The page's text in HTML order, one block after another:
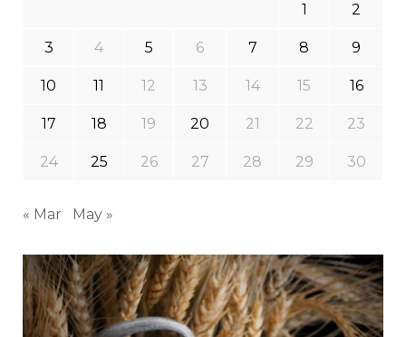
1 2
3 4 5 6 7 8 9
10 11 12 13 14 15 16
17 18 19 20 21 22 23
24 25 26 27 28 29 30
« Mar May »